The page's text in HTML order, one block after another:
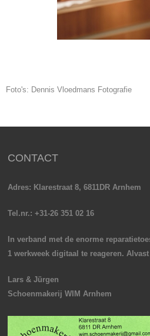
Foto's: Dennis Vloedmans Fotografie
CONTACT
Adres: Klarestraat 8, 6811DR Arnhem
Tel.nr.: +31-26 351 02 16
In verband met de enorme
1 werkweek digitaal te reageren.
Lars & Jürgen
Schoenmakerij WIM Arnhem